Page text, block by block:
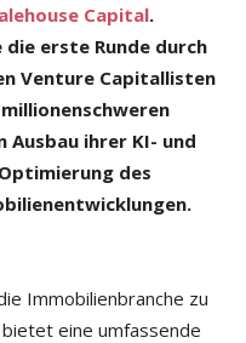
Capital.
erste Runde durch
Venture Capitallisten
ihrer KI- und
des
Immobilienbranche zu
eine umfassende